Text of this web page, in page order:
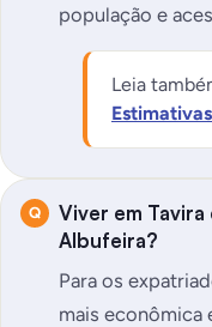
população e
Leia
Viver em
Albufeira?
Para os
mais econômica